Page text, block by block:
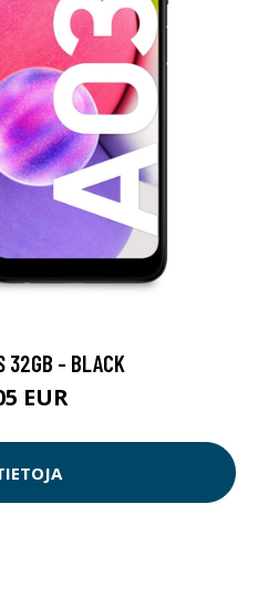
32GB - BLACK
EUR